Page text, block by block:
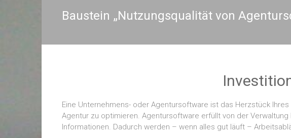
Baustein „Nutzungsqualität von
Eine Unternehmens- oder Agentursoftware ist das Herzstück
Agentur zu optimieren. Agentursoftware erfüllt von der
Informationen. Dadurch werden – wenn alles gut läuft –